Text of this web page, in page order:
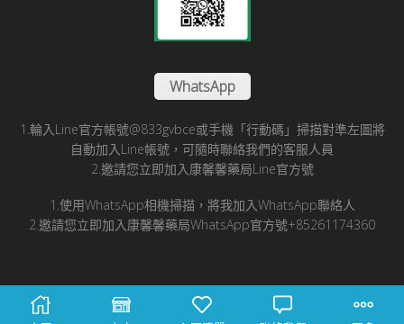
WhatsApp
1.輪入Line官方帳號@833gvbce或手機「行動碼」掃描對準左圖將
自動加入Line帳號，可隨時聯絡我們的客服人員
2.邀請您立即加入康馨馨藥局Line官方號
1.使用WhatsApp相機掃描，將我加入WhatsApp聯絡人
2.邀請您立即加入康馨馨藥局WhatsApp官方號+85261174360
© 2025 康馨馨國際醫藥有限公司版所有